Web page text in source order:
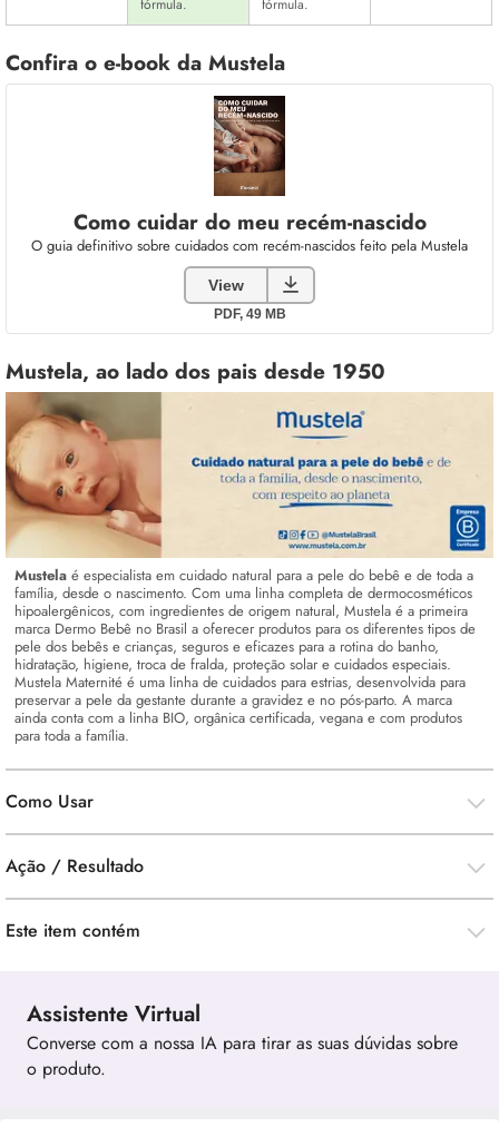
Como Usar
Ação / Resultado
Este item contém
Assistente Virtual
Converse com a nossa IA para tirar as suas dúvidas sobre
o produto.